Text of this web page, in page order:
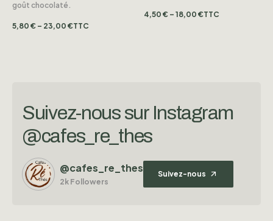
goût chocolaté.
5,80 € – 23,00 €TTC
4,50 € – 18,00 €TTC
Suivez-nous sur Instagram
@cafes_re_thes
@cafes_re_thes
2k Followers
Suivez-nous